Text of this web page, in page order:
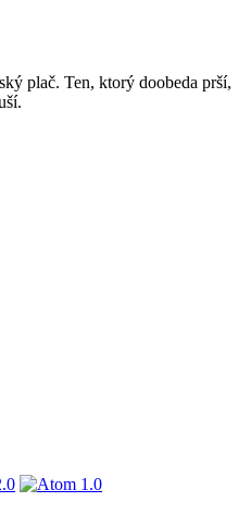
plač. Ten, ktorý doobeda prší,